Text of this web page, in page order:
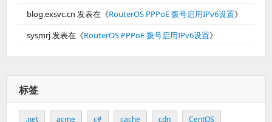
blog.exsvc.cn 发表在《RouterOS PPPoE 拨号启用IPv6设置》
sysmrj发表在《RouterOS PPPoE 拨号启用IPv6设置》
标签
.net acme c# cache cdn CentOS